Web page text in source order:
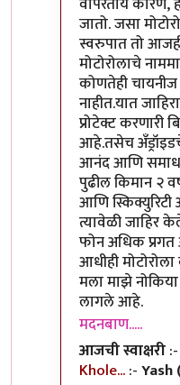
जातो. जसा
स्वरुपात तो
मोटोरोलाचे
कोणतेही चायनीज
नाहीत.यात
प्रोटेक्ट करणारी
आहे.तसेच
आनंद आणि
पुढील किमान २
आणि
त्यावेळी जाहिर
फोन अधिक
आधीही
मला माझे
लागले आहे.
मदनबाण.....
आजची स्वाक्षरी:-
Khole...:-Yash